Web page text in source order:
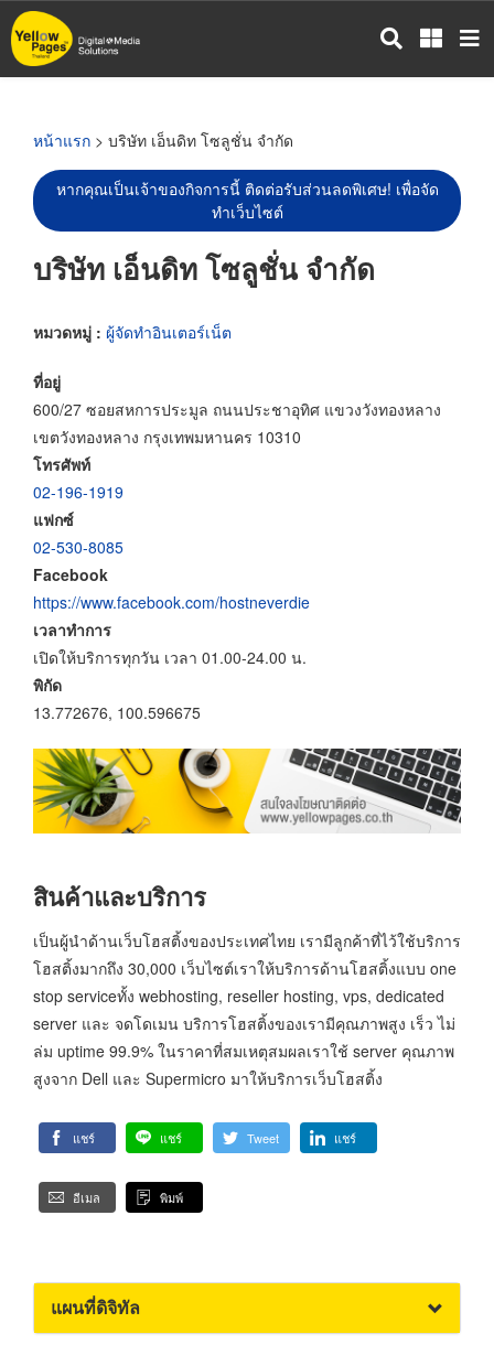
ข้าม
ไป
หน้าแรก > บริษัท เอ็นดิท โซลูชั่น จำกัด
หากคุณเป็นเจ้าของกิจการนี้ ติดต่อรับส่วนลดพิเศษ! เพื่อจัด
ทำเว็บไซต์
บริษัท เอ็นดิท โซลูชั่น จำกัด
หมวดหมู่ : ผู้จัดทำอินเตอร์เน็ต
ที่อยู่
600/27 ซอยสหการประมูล ถนนประชาอุทิศ แขวงวังทองหลาง
เขตวังทองหลาง กรุงเทพมหานคร 10310
โทรศัพท์
02-196-1919
แฟกซ์
02-530-8085
Facebook
https://www.facebook.com/hostneverdie
เวลาทำการ
เปิดให้บริการทุกวัน เวลา 01.00-24.00 น.
พิกัด
13.772676, 100.596675
สินค้าและบริการ
เป็นผู้นำด้านเว็บโฮสติ้งของประเทศไทย เรามีลูกค้าที่ไว้ใช้บริการ
โฮสติ้งมากถึง 30,000 เว็บไซต์เราให้บริการด้านโฮสติ้งแบบ one
stop serviceทั้ง webhosting, reseller hosting, vps, dedicated
server และ จดโดเมน บริการโฮสติ้งของเรามีคุณภาพสูง เร็ว ไม่
ล่ม uptime 99.9% ในราคาที่สมเหตุสมผลเราใช้ server คุณภาพ
สูงจาก Dell และ Supermicro มาให้บริการเว็บโฮสติ้ง
แชร์ แชร์ Tweet แชร์
อีเมล พิมพ์
แผนที่ดิจิทัล